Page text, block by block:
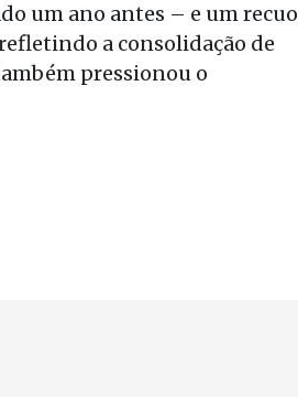
um ano antes – e um recuo
a consolidação de
pressionou o